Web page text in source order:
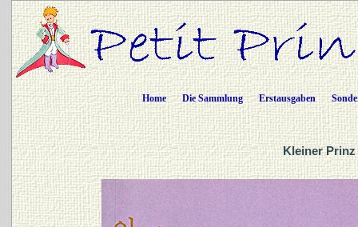
Home Die Sammlung Erstausgaben
Kleiner Prinz